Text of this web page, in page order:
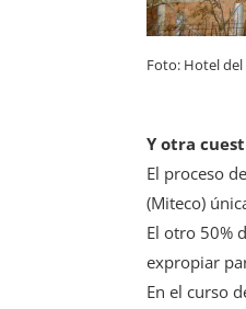
Foto: Hotel del
Y otra
El proceso
(Miteco)
El otro 50%
expropiar
En el curso